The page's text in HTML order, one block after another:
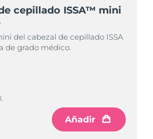
cepillado ISSA™ mini
del cabezal de cepillado ISSA
de grado médico.
Añadir
cepillado ISSA™ mini
del cabezal de cepillado ISSA
de grado médico.
Añadir